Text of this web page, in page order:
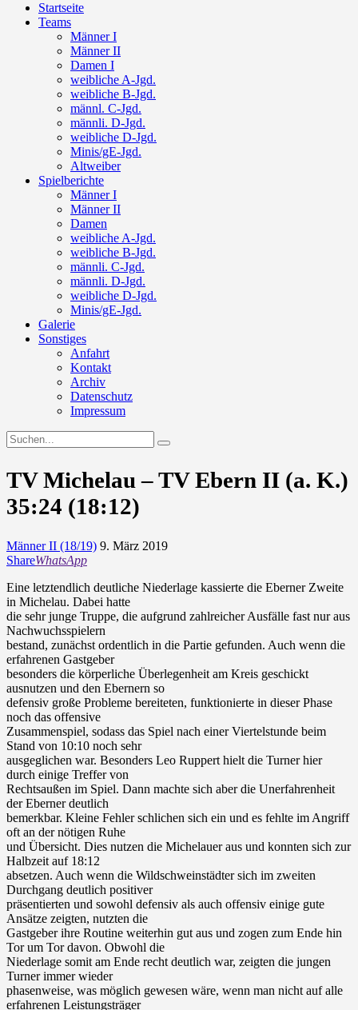
Startseite
Teams
Männer I
Männer II
Damen I
weibliche A-Jgd.
weibliche B-Jgd.
männl. C-Jgd.
männli. D-Jgd.
weibliche D-Jgd.
Minis/gE-Jgd.
Altweiber
Spielberichte
Männer I
Männer II
Damen
weibliche A-Jgd.
weibliche B-Jgd.
männli. C-Jgd.
männli. D-Jgd.
weibliche D-Jgd.
Minis/gE-Jgd.
Galerie
Sonstiges
Anfahrt
Kontakt
Archiv
Datenschutz
Impressum
TV Michelau – TV Ebern II (a. K.)
35:24 (18:12)
Männer II (18/19) 9. März 2019
ShareWhatsApp
Eine letztendlich deutliche Niederlage kassierte die Eberner Zweite
in Michelau. Dabei hatte
die sehr junge Truppe, die aufgrund zahlreicher Ausfälle fast nur aus
Nachwuchsspielern
bestand, zunächst ordentlich in die Partie gefunden. Auch wenn die
erfahrenen Gastgeber
besonders die körperliche Überlegenheit am Kreis geschickt
ausnutzen und den Ebernern so
defensiv große Probleme bereiteten, funktionierte in dieser Phase
noch das offensive
Zusammenspiel, sodass das Spiel nach einer Viertelstunde beim
Stand von 10:10 noch sehr
ausgeglichen war. Besonders Leo Ruppert hielt die Turner hier
durch einige Treffer von
Rechtsaußen im Spiel. Dann machte sich aber die Unerfahrenheit
der Eberner deutlich
bemerkbar. Kleine Fehler schlichen sich ein und es fehlte im Angriff
oft an der nötigen Ruhe
und Übersicht. Dies nutzen die Michelauer aus und konnten sich zur
Halbzeit auf 18:12
absetzen. Auch wenn die Wildschweinstädter sich im zweiten
Durchgang deutlich positiver
präsentierten und sowohl defensiv als auch offensiv einige gute
Ansätze zeigten, nutzten die
Gastgeber ihre Routine weiterhin gut aus und zogen zum Ende hin
Tor um Tor davon. Obwohl die
Niederlage somit am Ende recht deutlich war, zeigten die jungen
Turner immer wieder
phasenweise, was möglich gewesen wäre, wenn man nicht auf alle
erfahrenen Leistungsträger